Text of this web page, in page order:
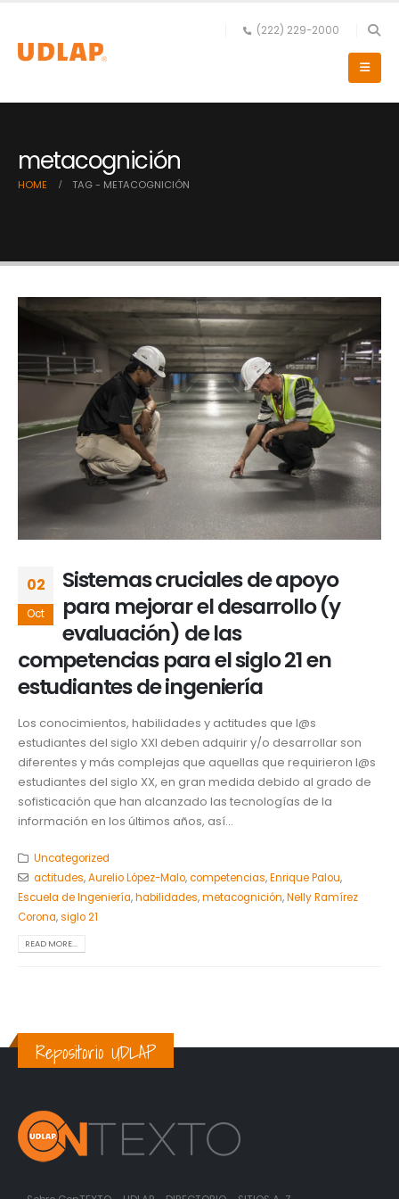
(222) 229-2000
metacognición
HOME TAG - METACOGNICIÓN
02
Oct
Sistemas cruciales de apoyo
para mejorar el desarrollo (y
evaluación) de las
competencias para el siglo 21 en
estudiantes de ingeniería
Los conocimientos, habilidades y actitudes que l@s
estudiantes del siglo XXI deben adquirir y/o desarrollar son
diferentes y más complejas que aquellas que requirieron l@s
estudiantes del siglo XX, en gran medida debido al grado de
sofisticación que han alcanzado las tecnologías de la
información en los últimos años, así...
Uncategorized
actitudes,Aurelio López-Malo,competencias,Enrique Palou,
Escuela de Ingeniería,habilidades,metacognición,Nelly Ramírez
Corona,siglo 21
READ MORE...
Repositorio UDLAP